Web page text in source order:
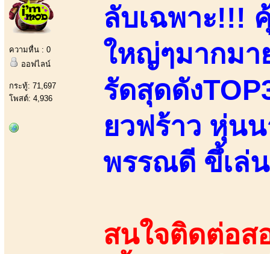
ความหื่น : 0
ออฟไลน์
กระทู้: 71,697
โพสต์: 4,936
ลับเฉพาะ!!!
ใหญ่ๆมากมา
รัดสุดดัง
ยวฟร้าว หุ่น
พรรณดี ขึ้เล่น
สนใจติดต่อส